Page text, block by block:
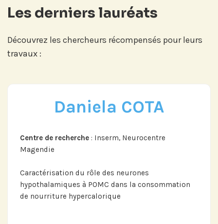
Les derniers lauréats
Découvrez les chercheurs récompensés pour leurs
travaux :
Daniela COTA
Centre de recherche : Inserm, Neurocentre
Magendie
Caractérisation du rôle des neurones
hypothalamiques à POMC dans la consommation
de nourriture hypercalorique